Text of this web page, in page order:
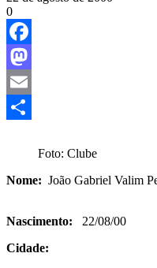
0
Facebook
Mastodon
Email
Foto: Clube
Nome: João Gabriel
Nascimento: 22/08/00
Cidade: